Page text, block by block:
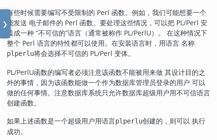
❯
有些时候需要编写不受限制的 Perl 函数。例如，我们可能想要一个
能发送 电子邮件的 Perl 函数。要处理这些情况，可以把 PL/Perl 安
装成一种 “不可信的”语言（通常被称作 PL/PerlU）。 在这种情况下
整个 Perl 语言的特性都可以使用。在安装语言时，用语言 名称
plperlu将会选择不可信的 PL/Perl 变体。
PL/PerlU函数的编写者必须注意该函数不能被用来做 其设计目的之
外的事情，因为该函数能做一个作为数据库管理员登录的用户 可以
做的任何事情。注意数据库系统只允许数据库超级用户用不可信语言
创建函数。
如果上述函数是一个超级用户用语言plperlu创建的，则可以 执行
成功。